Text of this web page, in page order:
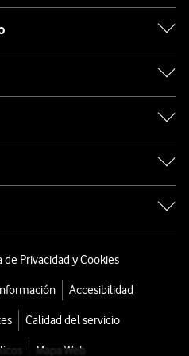
de Privacidad y Cookies
Accesibilidad
Calidad del servicio
Mapa Web